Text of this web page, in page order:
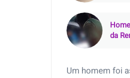
da
Um homem foi